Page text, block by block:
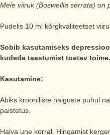
Meie viiruk (Boswellia serrata) on
Pudelis 10 ml kõrgkvaliteetset
Sobib kasutamiseks
kudede taastumist toetav toime.
Kasutamine:
Abiks krooniliste haiguste puhul
paistetus.
Halva une korral. Hingamist